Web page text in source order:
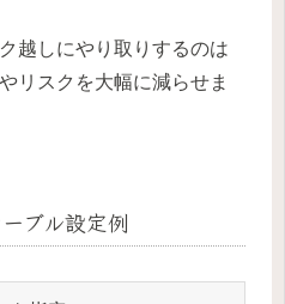
越しにやり取りするのは
リスクを大幅に減らせま
ブル設定例